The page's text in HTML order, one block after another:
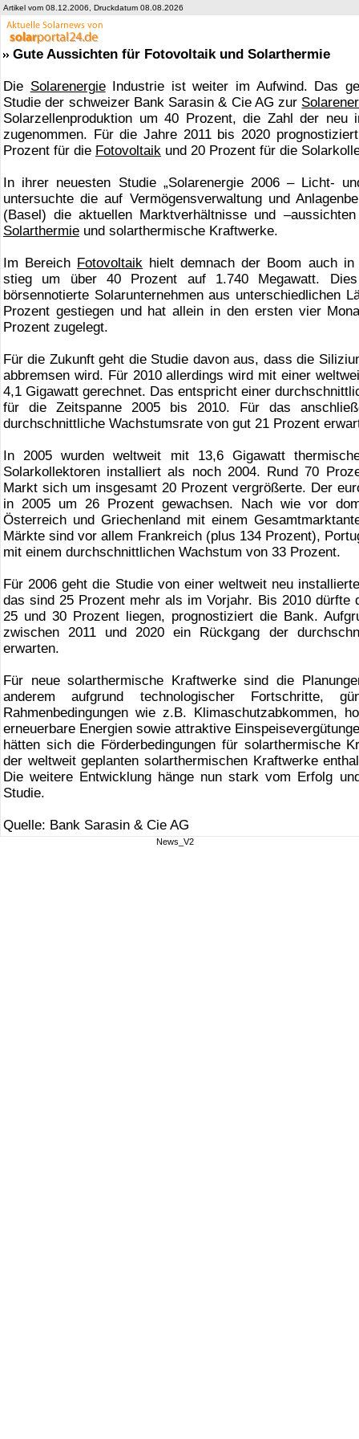
Artikel vom 08.12.2006, Druckdatum 08.08.2026
Gute Aussichten für Fotovoltaik und Solarthermie
Die SolarenergieIndustrie ist weiter im Aufwind. Das
Studie der schweizer Bank Sarasin & Cie AG zur
Solarzellenproduktion um 40 Prozent, die Zahl der neu
zugenommen. Für die Jahre 2011 bis 2020
Prozent für die Fotovoltaik und 20 Prozent für die
In ihrer neuesten Studie „Solarenergie 2006 – Licht-
untersuchte die auf Vermögensverwaltung und
(Basel) die aktuellen Marktverhältnisse und
Solarthermie und solarthermische Kraftwerke.
Im Bereich Fotovoltaik hielt demnach der Boom auch
stieg um über 40 Prozent auf 1.740 Megawatt.
börsennotierte Solarunternehmen aus unterschiedlichen
Prozent gestiegen und hat allein in den ersten vier
Prozent zugelegt.
Für die Zukunft geht die Studie davon aus, dass die
abbremsen wird. Für 2010 allerdings wird mit einer
4,1 Gigawatt gerechnet. Das entspricht einer
für die Zeitspanne 2005 bis 2010. Für das
durchschnittliche Wachstumsrate von gut 21 Prozent
In 2005 wurden weltweit mit 13,6 Gigawatt
Solarkollektoren installiert als noch 2004. Rund 70
Markt sich um insgesamt 20 Prozent vergrößerte. Der
in 2005 um 26 Prozent gewachsen. Nach wie vor
Österreich und Griechenland mit einem
Märkte sind vor allem Frankreich (plus 134 Prozent),
mit einem durchschnittlichen Wachstum von 33 Prozent.
Für 2006 geht die Studie von einer weltweit neu
das sind 25 Prozent mehr als im Vorjahr. Bis 2010 dürfte
25 und 30 Prozent liegen, prognostiziert die Bank.
zwischen 2011 und 2020 ein Rückgang der
erwarten.
Für neue solarthermische Kraftwerke sind die
anderem aufgrund technologischer Fortschritte,
Rahmenbedingungen wie z.B. Klimaschutzabkommen,
erneuerbare Energien sowie attraktive
hätten sich die Förderbedingungen für solarthermische
der weltweit geplanten solarthermischen Kraftwerke
Die weitere Entwicklung hänge nun stark vom Erfolg
Studie.
Quelle: Bank Sarasin & Cie AG
News_V2